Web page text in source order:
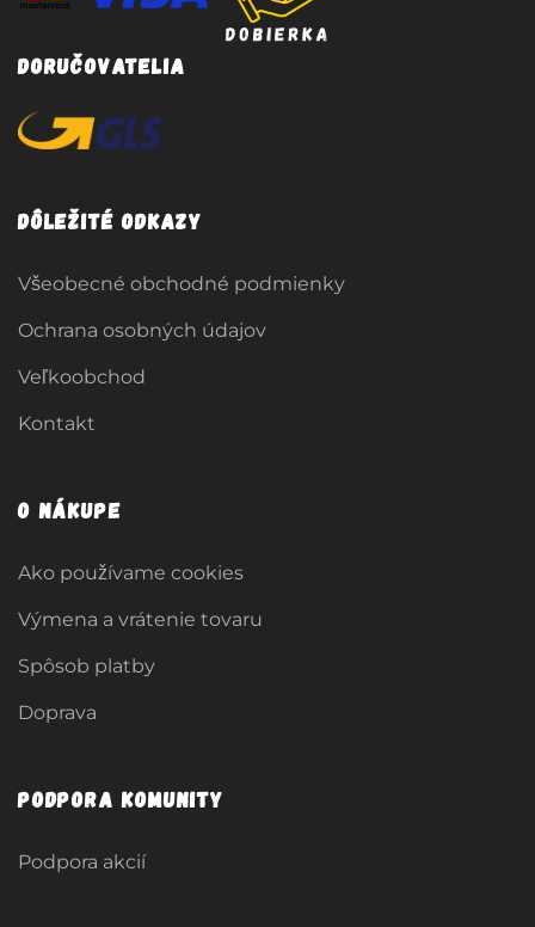
Doručovatelia
Dôležité odkazy
Všeobecné obchodné podmienky
Ochrana osobných údajov
Veľkoobchod
Kontakt
O nákupe
Ako používame cookies
Výmena a vrátenie tovaru
Spôsob platby
Doprava
Podpora komunity
Podpora akcií